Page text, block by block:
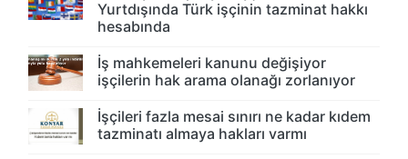
Yurtdışında Türk işçinin tazminat hakkı
hesabında
İş mahkemeleri kanunu değişiyor
işçilerin hak arama olanağı zorlanıyor
İşçileri fazla mesai sınırı ne kadar kıdem
tazminatı almaya hakları varmı